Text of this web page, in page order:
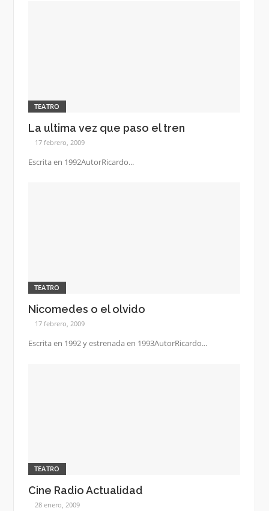
TEATRO
La ultima vez que paso el tren
17 febrero, 2009
Escrita en 1992AutorRicardo...
TEATRO
Nicomedes o el olvido
17 febrero, 2009
Escrita en 1992 y estrenada en 1993AutorRicardo...
TEATRO
Cine Radio Actualidad
28 enero, 2009